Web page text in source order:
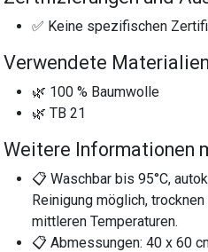
✅ Keine spezifischen
Verwendete Materialien
🌿 100 % Baumwolle
🌿 TB 21
Weitere Informationen
📋 Waschbar bis 95°C,
Reinigung möglich,
mittleren Temperaturen.
📋 Abmessungen: 40 x 60